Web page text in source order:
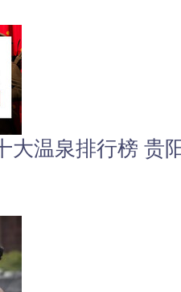
大温泉排行榜 贵